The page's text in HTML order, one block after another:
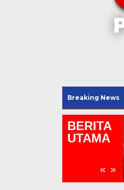
Breaking News
BERITA
UTAMA
« »